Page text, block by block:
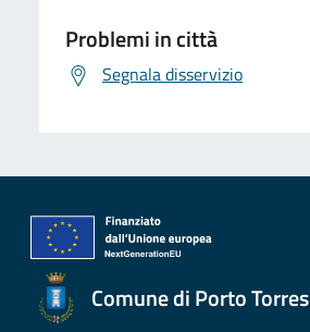
Problemi in città
Segnala disservizio
Comune di Porto Torres